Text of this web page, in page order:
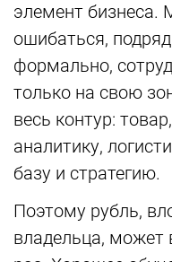
элемент
ошибаться,
формально,
только на свою
весь контур:
аналитику,
базу и стратегию.
Поэтому рубль,
владельца, может